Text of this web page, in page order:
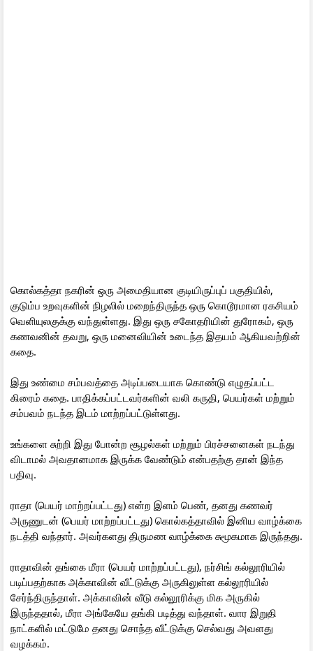
கொல்கத்தா நகரின் ஒரு அமைதியான குடியிருப்புப் பகுதியில்,
குடும்ப உறவுகளின் நிழலில் மறைந்திருந்த ஒரு கொடூரமான ரகசியம்
வெளியுலகுக்கு வந்துள்ளது. இது ஒரு சகோதரியின் துரோகம், ஒரு
கணவனின் தவறு, ஒரு மனைவியின் உடைந்த இதயம் ஆகியவற்றின்
கதை.
இது உண்மை சம்பவத்தை அடிப்படையாக கொண்டு எழுதப்பட்ட
கிரைம் கதை. பாதிக்கப்பட்டவர்களின் வலி கருதி, பெயர்கள் மற்றும்
சம்பவம் நடந்த இடம் மாற்றப்பட்டுள்ளது.
உங்களை சுற்றி இது போன்ற சூழல்கள் மற்றும் பிரச்சனைகள் நடந்து
விடாமல் அவதானமாக இருக்க வேண்டும் என்பதற்கு தான் இந்த
பதிவு.
ராதா (பெயர் மாற்றப்பட்டது) என்ற இளம் பெண், தனது கணவர்
அருணுடன் (பெயர் மாற்றப்பட்டது) கொல்கத்தாவில் இனிய வாழ்க்கை
நடத்தி வந்தார். அவர்களது திருமண வாழ்க்கை சுமூகமாக இருந்தது.
ராதாவின் தங்கை மீரா (பெயர் மாற்றப்பட்டது), நர்சிங் கல்லூரியில்
படிப்பதற்காக அக்காவின் வீட்டுக்கு அருகிலுள்ள கல்லூரியில்
சேர்ந்திருந்தாள். அக்காவின் வீடு கல்லூரிக்கு மிக அருகில்
இருந்ததால், மீரா அங்கேயே தங்கி படித்து வந்தாள். வார இறுதி
நாட்களில் மட்டுமே தனது சொந்த வீட்டுக்கு செல்வது அவளது
வழக்கம்.